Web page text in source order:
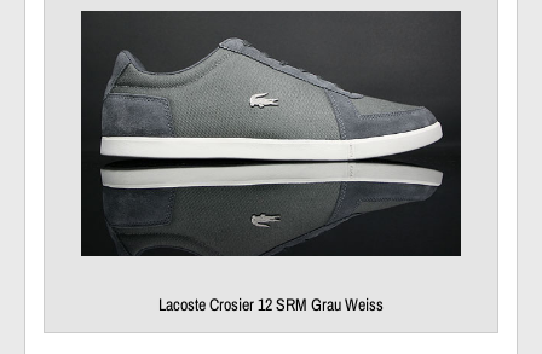
Lacoste Crosier 12 SRM Grau Weiss